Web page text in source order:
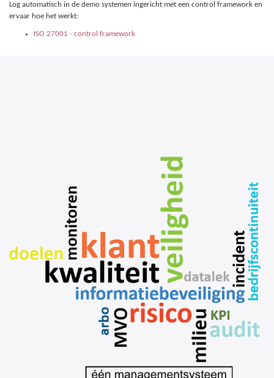
Log automatisch in de demo systemen ingericht met een control framework en
ervaar hoe het werkt:
ISO 27001 - control framework